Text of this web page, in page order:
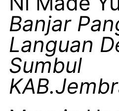
Banjar
Languan
Sumbul